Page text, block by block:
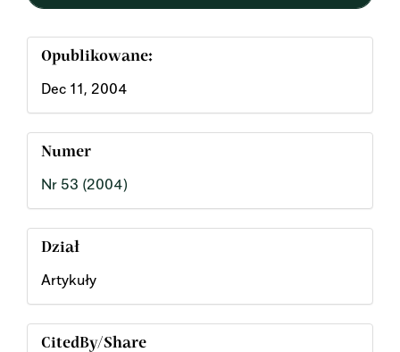
Opublikowane:
Dec 11, 2004
Numer
Nr 53 (2004)
Dział
Artykuły
CitedBy/Share